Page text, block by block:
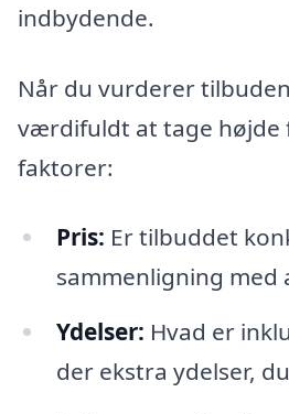
indbydende.
Når du vurderer
værdifuldt at tage højde
faktorer:
Pris: Er tilbuddet
sammenligning med
Ydelser: Hvad er
der ekstra ydelser,